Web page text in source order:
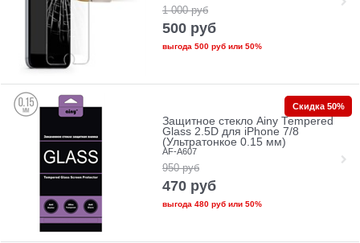
1 000 руб
500 руб
выгода 500 рубили 50%
Защитное стекло Ainy Tempered
Glass 2.5D для iPhone 7/8
(Ультратонкое 0.15 мм)
AF-A607
950 руб
470 руб
выгода 480 рубили 50%
Скидка 50%